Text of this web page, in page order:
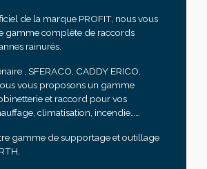
de la marque PROFIT, nous vous
gamme complète de raccords
rainurés.
, SFERACO, CADDY ERICO,
vous proposons un gamme
et raccord pour vos
climatisation, incendie……
gamme de supportage et outillage